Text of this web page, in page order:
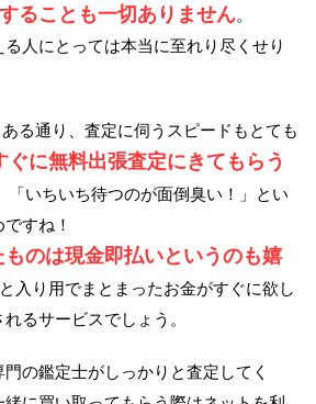
ることも一切ありません。
人にとっては本当に至れり尽くせり
る通り、査定に伺うスピードもとても
ぐに無料出張査定にきてもらう
「いちいち待つのが面倒臭い！」とい
すね！
のは現金即払いというのも嬉
入り用でまとまったお金がすぐに欲し
るサービスでしょう。
の鑑定士がしっかりと査定してく